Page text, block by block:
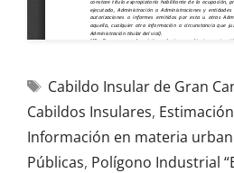
Cabildo Insular de Gran
Cabildos Insulares, Estimación
Información en materia
Públicas, Polígono Industrial